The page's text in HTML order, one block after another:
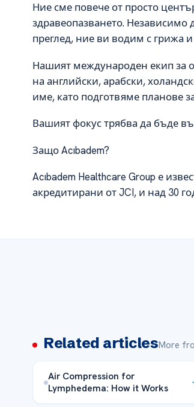
Ние сме повече от просто
здравеопазването.
преглед, ние ви водим с грижа
Нашият международен екип за
на английски, арабски,
име, като подготвяме планове
Вашият фокус трябва да бъде
Защо Acıbadem?
Acıbadem Healthcare Group е
акредитирани от JCI, и над 30
Related articlesMore
Air Compression for
Lymphedema: How it Works